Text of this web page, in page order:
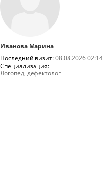
Иванова Марина
Последний визит:08.08.2026 02:14
Специализация:
Логопед, дефектолог